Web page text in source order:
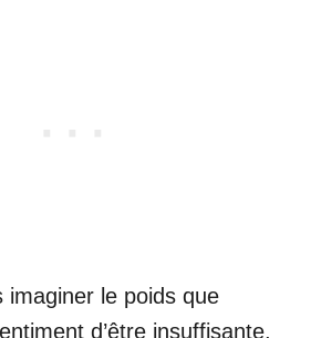
imaginer le poids que
d’être insuffisante,